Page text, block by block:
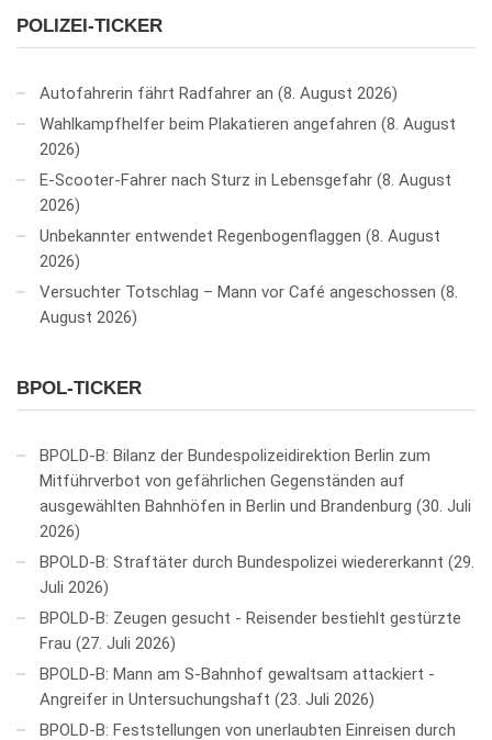
POLIZEI-TICKER
Autofahrerin fährt Radfahrer an 8. August 2026
Wahlkampfhelfer beim Plakatieren angefahren 8. August
2026
E-Scooter-Fahrer nach Sturz in Lebensgefahr 8. August
2026
Unbekannter entwendet Regenbogenflaggen 8. August
2026
Versuchter Totschlag – Mann vor Café angeschossen 8.
August 2026
BPOL-TICKER
BPOLD-B: Bilanz der Bundespolizeidirektion Berlin zum
Mitführverbot von gefährlichen Gegenständen auf
ausgewählten Bahnhöfen in Berlin und Brandenburg 30. Juli
2026
BPOLD-B: Straftäter durch Bundespolizei wiedererkannt
29.
Juli 2026
BPOLD-B: Zeugen gesucht - Reisender bestiehlt gestürzte
Frau
27. Juli 2026
BPOLD-B: Mann am S-Bahnhof gewaltsam attackiert -
Angreifer in Untersuchungshaft
23. Juli 2026
BPOLD-B: Feststellungen von unerlaubten Einreisen durch